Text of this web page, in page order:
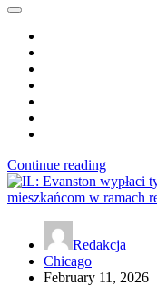
Continue reading
Redakcja
Chicago
February 11, 2026